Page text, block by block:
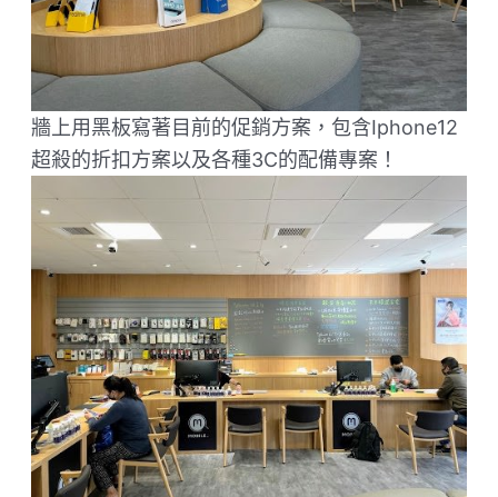
牆上用黑板寫著目前的促銷方案，包含Iphone12
超殺的折扣方案以及各種3C的配備專案！